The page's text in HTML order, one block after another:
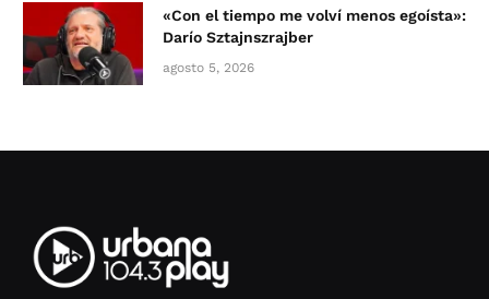
«Con el tiempo me volví menos egoísta»:
Darío Sztajnszrajber
agosto 5, 2026